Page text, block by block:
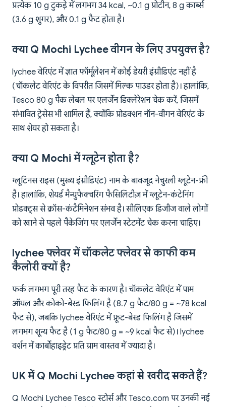
प्रत्येक 10 g टुकड़े में लगभग 34 kcal, ~0.1 g प्रोटीन, 8 g कार्ब्स
(3.6 g शुगर), और 0.1 g फैट होता है।
क्या Q Mochi Lychee वीगन के लिए उपयुक्त है?
lychee वेरिएंट में ज्ञात फॉर्मूलेशन में कोई डेयरी इंग्रीडिएंट नहीं है
(चॉकलेट वेरिएंट के विपरीत जिसमें मिल्क पाउडर होता है)। हालांकि,
Tesco 80 g पैक लेबल पर एलर्जेन डिक्लेरेशन चेक करें, जिसमें
संभावित ट्रेसेस भी शामिल हैं, क्योंकि प्रोडक्शन नॉन-वीगन वेरिएंट के
साथ शेयर हो सकता है।
क्या Q Mochi में ग्लूटेन होता है?
ग्लूटिनस राइस (मुख्य इंग्रीडिएंट) नाम के बावजूद नेचुरली ग्लूटेन-फ्री
है। हालांकि, शेयर्ड मैन्युफैक्चरिंग फैसिलिटीज़ में ग्लूटेन-कंटेनिंग
प्रोडक्ट्स से क्रॉस-कंटैमिनेशन संभव है। सीलिएक डिजीज वाले लोगों
को खाने से पहले पैकेजिंग पर एलर्जेन स्टेटमेंट चेक करना चाहिए।
lychee फ्लेवर में चॉकलेट फ्लेवर से काफी कम
कैलोरी क्यों है?
फर्क लगभग पूरी तरह फैट के कारण है। चॉकलेट वेरिएंट में पाम
ऑयल और कोको-बेस्ड फिलिंग है (8.7 g फैट/80 g = ~78 kcal
फैट से), जबकि lychee वेरिएंट में फ्रूट-बेस्ड फिलिंग है जिसमें
लगभग शून्य फैट है (1 g फैट/80 g = ~9 kcal फैट से)। lychee
वर्शन में कार्बोहाइड्रेट प्रति ग्राम वास्तव में ज्यादा है।
UK में Q Mochi Lychee कहां से खरीद सकते हैं?
Q Mochi Lychee Tesco स्टोर्स और Tesco.com पर उनकी नई